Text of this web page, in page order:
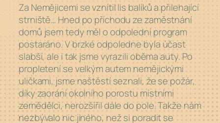
Za Nemějicemi se vznítil lis balíků a přilehající
strniště… Hned po příchodu ze zaměstnání
domů jsem tedy měl o odpolední program
postaráno. V brzké odpoledne byla účast
slabší, ale i tak jsme vyrazili oběma auty. Po
propletení se velkým autem nemějickými
uličkami, jsme naštěstí seznali, že se požár,
díky zaorání okolního porostu místními
zemědělci, nerozšířil dále do pole. Takže nám
nezbývalo nic jiného, než si poradit se